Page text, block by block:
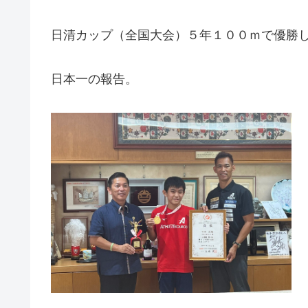
日清カップ（全国大会）５年１００ｍで優勝
日本一の報告。